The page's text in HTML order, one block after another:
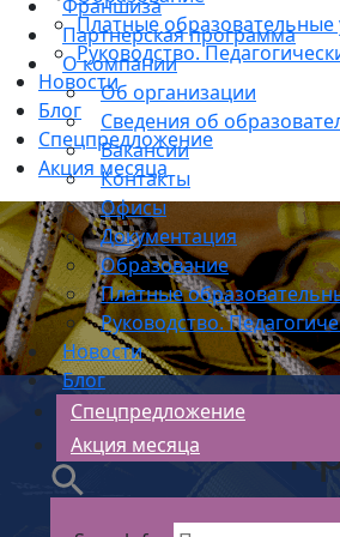
Платные образовательные
Руководство.
Новости
Блог
Спецпредложение
Акция месяца
Франшиза
Партнерская программа
О компании
Об организации
Сведения об
Вакансии
Контакты
Офисы
Документация
Образование
Платные
Руководство.
Новости
Блог
Спецпредложение
Акция месяца
АС Безопасности >